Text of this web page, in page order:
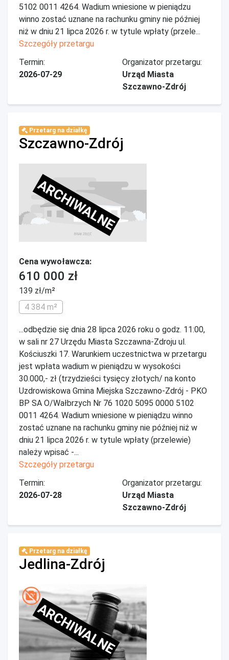
5102 0011 4264. Wadium wniesione w pieniądzu
winno zostać uznane na rachunku gminy nie później
niż w dniu 21 lipca 2026 r. w tytule wpłaty (przele...
Szczegóły przetargu
Termin:
2026-07-29
Organizator przetargu:
Urząd Miasta
Szczawno-Zdrój
Przetarg na działkę
Szczawno-Zdrój
ARCHIWALNE
Cena wywoławcza:
610 000 zł
139 zł/m²
4 384 m²
...odbędzie się dnia 28 lipca 2026 roku o godz. 11:00,
w sali nr 27 Urzędu Miasta Szczawna-Zdroju ul.
Kościuszki 17. Warunkiem uczestnictwa w przetargu
jest wpłata wadium w pieniądzu w wysokości
30.000,- zł (trzydzieści tysięcy złotych/ na konto
Uzdrowiskowa Gmina Miejska Szczawno-Zdrój - PKO
BP SA O/Wałbrzych Nr 76 1020 5095 0000 5102
0011 4264. Wadium wniesione w pieniądzu winno
zostać uznane na rachunku gminy nie później niż w
dniu 21 lipca 2026 r. w tytule wpłaty (przelewie)
należy wpisać -...
Szczegóły przetargu
Termin:
2026-07-28
Organizator przetargu:
Urząd Miasta
Szczawno-Zdrój
Przetarg na działkę
Jedlina-Zdrój
ARCHIWALNE